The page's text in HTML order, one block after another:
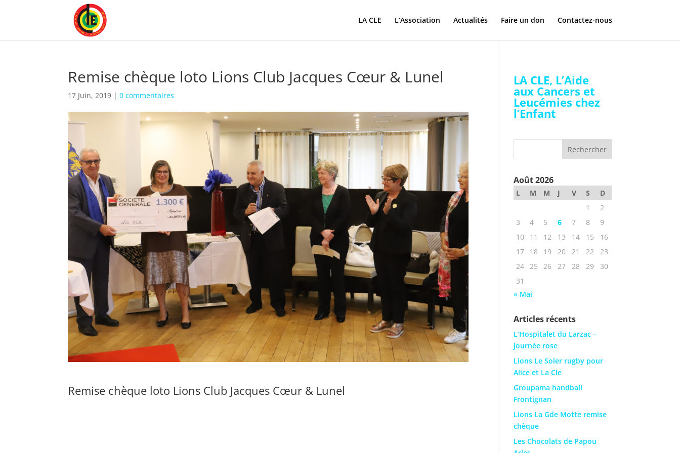
LA CLE L’Association Actualités Faire un don Contactez-nous
Remise chèque loto Lions Club Jacques Cœur & Lunel
17 Juin, 2019 |0 commentaires
Remise chèque loto Lions Club Jacques Cœur & Lunel
LA CLE, L’Aide
aux Cancers et
Leucémies chez
l’Enfant
Août 2026
L M M J V S
D
1
2
3
4 5 6 7 8
9
10
11 12 13 14 15
16
17
18 19 20 21 22
23
24 25 26 27 28 29
30
31
« Mai
Articles récents
L’Hospitalet du Larzac –
journée rose
Lions Le Soler rugby pour
Alice et La Cle
Groupama handball
Frontignan
Lions La Gde Motte remise
chèque
Les Chocolats de Papou